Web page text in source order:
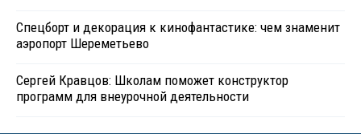
Спецборт и декорация к кинофантастике: чем знаменит
аэропорт Шереметьево
Сергей Кравцов: Школам поможет конструктор
программ для внеурочной деятельности